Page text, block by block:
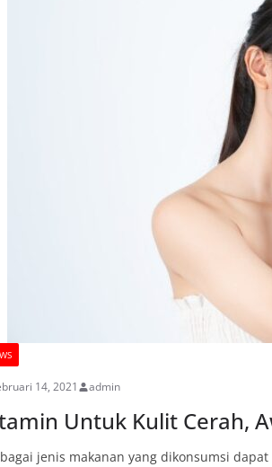
14, 2021 admin
Untuk Kulit Cerah,
jenis makanan yang dikonsumsi